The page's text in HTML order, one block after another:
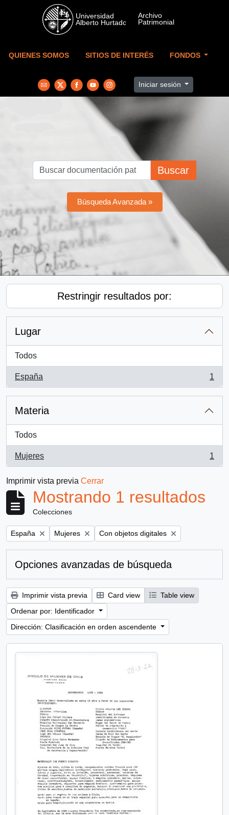
Skip to main content
QUIENES SOMOS SITIOS DE INTERÉS FONDOS
Iniciar sesión
Buscar
Búsqueda Avanzada »
Restringir resultados por:
Lugar
Todos
España
, 1 resultados
1
Materia
Todos
Mujeres
, 1 resultados
1
Imprimir vista previa Cerrar
Mostrando 1 resultados
Colecciones
Remove filter:
España Remove filter:
Mujeres Remove filter:
Con objetos digitales
Opciones avanzadas de búsqueda
Imprimir vista previa Card view
Table view
Ordenar por: Identificador
Dirección: Clasificación en orden ascendente